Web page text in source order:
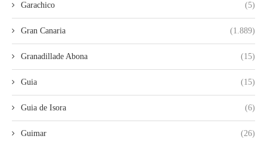
Garachico (5)
Gran Canaria (1.889)
Granadillade Abona (15)
Guia (15)
Guia de Isora (6)
Guimar (26)